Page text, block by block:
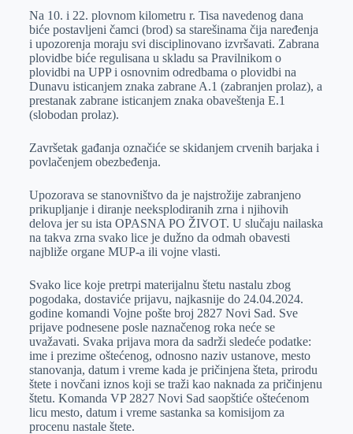
Na 10. i 22. plovnom kilometru r. Tisa navedenog dana
biće postavljeni čamci (brod) sa starešinama čija naređenja
i upozorenja moraju svi disciplinovano izvršavati. Zabrana
plovidbe biće regulisana u skladu sa Pravilnikom o
plovidbi na UPP i osnovnim odredbama o plovidbi na
Dunavu isticanjem znaka zabrane A.1 (zabranjen prolaz), a
prestanak zabrane isticanjem znaka obaveštenja E.1
(slobodan prolaz).
Završetak gađanja označiće se skidanjem crvenih barjaka i
povlačenjem obezbeđenja.
Upozorava se stanovništvo da je najstrožije zabranjeno
prikupljanje i diranje neeksplodiranih zrna i njihovih
delova jer su ista OPASNA PO ŽIVOT. U slučaju nailaska
na takva zrna svako lice je dužno da odmah obavesti
najbliže organe MUP-a ili vojne vlasti.
Svako lice koje pretrpi materijalnu štetu nastalu zbog
pogodaka, dostaviće prijavu, najkasnije do 24.04.2024.
godine komandi Vojne pošte broj 2827 Novi Sad. Sve
prijave podnesene posle naznačenog roka neće se
uvažavati. Svaka prijava mora da sadrži sledeće podatke:
ime i prezime oštećenog, odnosno naziv ustanove, mesto
stanovanja, datum i vreme kada je pričinjena šteta, prirodu
štete i novčani iznos koji se traži kao naknada za pričinjenu
štetu. Komanda VP 2827 Novi Sad saopštiće oštećenom
licu mesto, datum i vreme sastanka sa komisijom za
procenu nastale štete.